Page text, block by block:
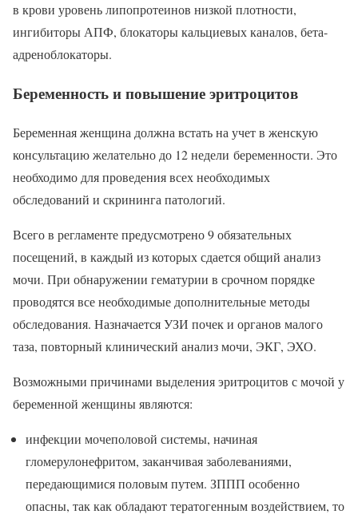
в крови уровень липопротеинов низкой плотности,
ингибиторы АПФ, блокаторы кальциевых каналов, бета-
адреноблокаторы.
Беременность и повышение эритроцитов
Беременная женщина должна встать на учет в женскую
консультацию желательно до 12 недели беременности. Это
необходимо для проведения всех необходимых
обследований и скрининга патологий.
Всего в регламенте предусмотрено 9 обязательных
посещений, в каждый из которых сдается общий анализ
мочи. При обнаружении гематурии в срочном порядке
проводятся все необходимые дополнительные методы
обследования. Назначается УЗИ почек и органов малого
таза, повторный клинический анализ мочи, ЭКГ, ЭХО.
Возможными причинами выделения эритроцитов с мочой у
беременной женщины являются:
инфекции мочеполовой системы, начиная
гломерулонефритом, заканчивая заболеваниями,
передающимися половым путем. ЗППП особенно
опасны, так как обладают тератогенным воздействием, то